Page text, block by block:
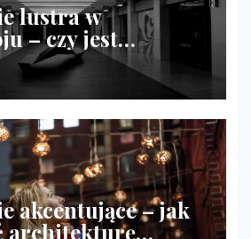
lustra w
– czy jest
akcentujące – jak
architekturę